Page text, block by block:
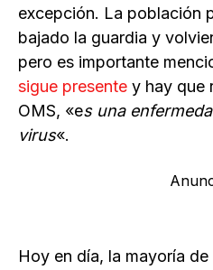
excepción. La población
bajado la guardia y
pero es importante
sigue presente y hay que
OMS, «es una
virus«.
Hoy en día, la mayoría